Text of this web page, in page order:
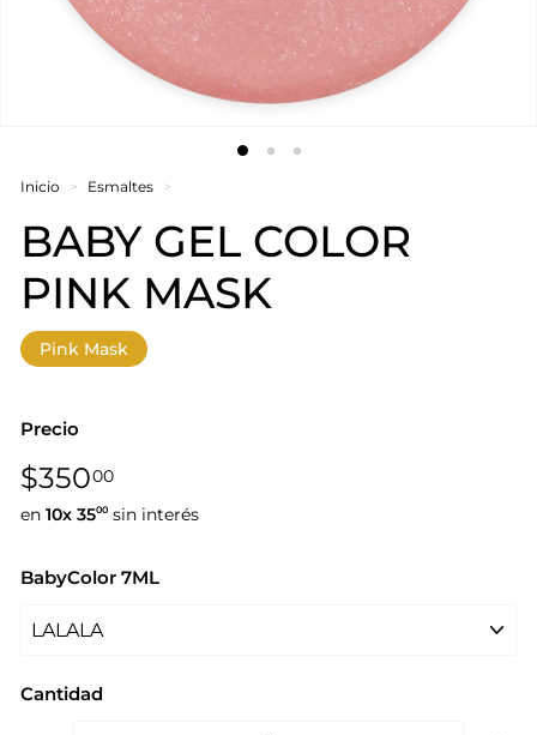
Inicio > Esmaltes >
BABY GEL COLOR
PINK MASK
Pink Mask
Precio
Precio
habitual
$35000$350,00
en 10x 3500 sin interés
BabyColor 7ML
Cantidad